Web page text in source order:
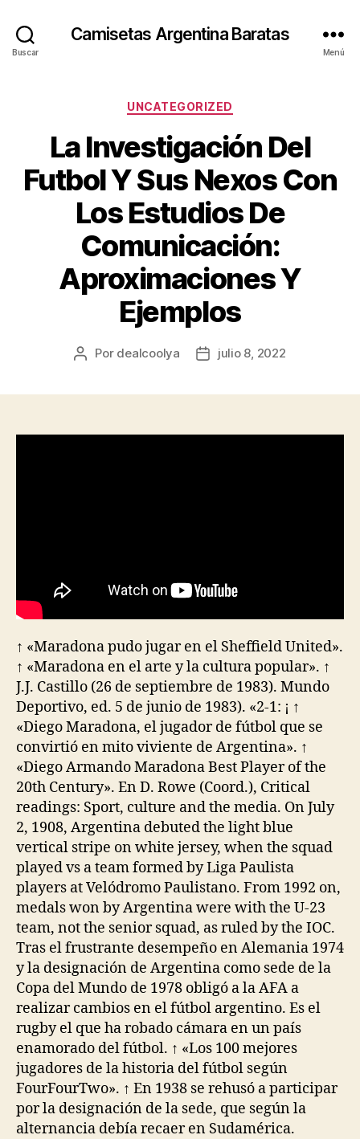
Buscar
Camisetas Argentina Baratas
Menú
Categorías
UNCATEGORIZED
La Investigación Del
Futbol Y Sus Nexos Con
Los Estudios De
Comunicación:
Aproximaciones Y
Ejemplos
Autor
Por dealcoolya
Fechajulio 8, 2022
↑ «Maradona pudo jugar en el Sheffield United».
↑ «Maradona en el arte y la cultura popular». ↑
J.J. Castillo (26 de septiembre de 1983). Mundo
Deportivo, ed. 5 de junio de 1983). «2-1: ¡ ↑
«Diego Maradona, el jugador de fútbol que se
convirtió en mito viviente de Argentina». ↑
«Diego Armando Maradona Best Player of the
20th Century». En D. Rowe (Coord.), Critical
readings: Sport, culture and the media. On July
2, 1908, Argentina debuted the light blue
vertical stripe on white jersey, when the squad
played vs a team formed by Liga Paulista
players at Velódromo Paulistano. From 1992 on,
medals won by Argentina were with the U-23
team, not the senior squad, as ruled by the IOC.
Tras el frustrante desempeño en Alemania 1974
y la designación de Argentina como sede de la
Copa del Mundo de 1978 obligó a la AFA a
realizar cambios en el fútbol argentino. Es el
rugby el que ha robado cámara en un país
enamorado del fútbol. ↑ «Los 100 mejores
jugadores de la historia del fútbol según
FourFourTwo». ↑ En 1938 se rehusó a participar
por la designación de la sede, que según la
alternancia debía recaer en Sudamérica.